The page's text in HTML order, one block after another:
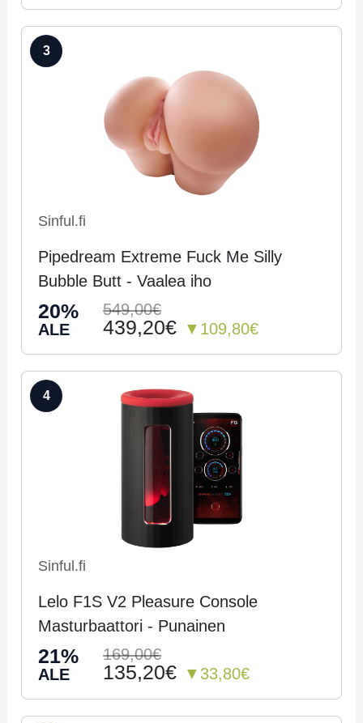
3
Sinful.fi
Pipedream Extreme Fuck Me Silly
Bubble Butt - Vaalea iho
20%
ALE
549,00€
439,20€ ▼109,80€
4
Sinful.fi
Lelo F1S V2 Pleasure Console
Masturbaattori - Pu­nai­nen
21%
ALE
169,00€
135,20€ ▼33,80€